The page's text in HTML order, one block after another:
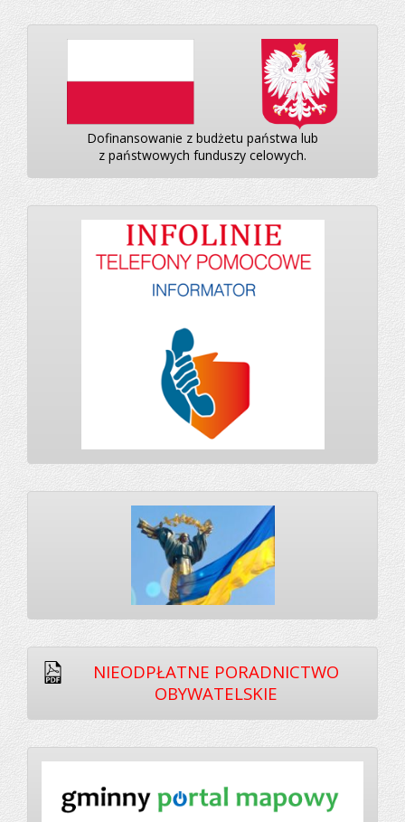
Dofinansowanie z budżetu państwa lub
z państwowych funduszy celowych.
NIEODPŁATNE PORADNICTWO
OBYWATELSKIE